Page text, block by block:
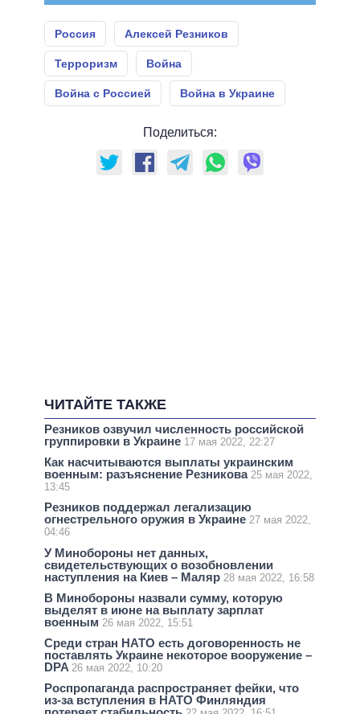
Россия Алексей Резников
Терроризм Война
Война с Россией Война в Украине
Поделиться:
ЧИТАЙТЕ ТАКЖЕ
Резников озвучил численность российской
группировки в Украине 17 мая 2022, 22:27
Как насчитываются выплаты украинским
военным: разъяснение Резникова 25 мая 2022,
13:45
Резников поддержал легализацию
огнестрельного оружия в Украине 27 мая 2022,
04:46
У Минобороны нет данных,
свидетельствующих о возобновлении
наступления на Киев – Маляр 28 мая 2022, 16:58
В Минобороны назвали сумму, которую
выделят в июне на выплату зарплат
военным 26 мая 2022, 15:51
Среди стран НАТО есть договоренность не
поставлять Украине некоторое вооружение –
DPA 26 мая 2022, 10:20
Роспропаганда распространяет фейки, что
из-за вступления в НАТО Финляндия